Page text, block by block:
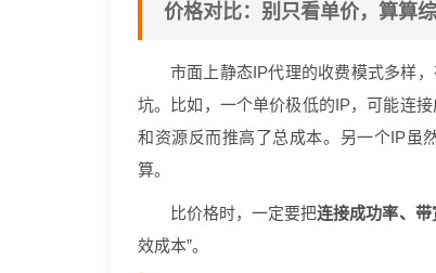
价格对比：别只看单价，算算
市面上静态IP代理的收费模式多样
坑。比如，一个单价极低的IP，可能连
和资源反而推高了总成本。另一个IP虽
算。
比价格时，一定要把连接成功率、
效成本”。